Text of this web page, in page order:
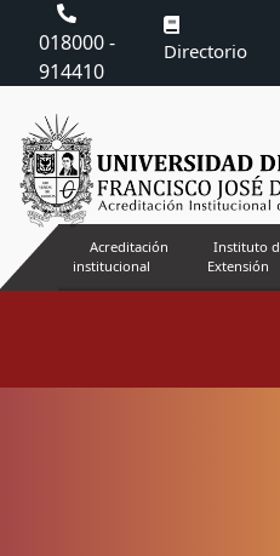
018000 -
914410
Directorio
Acreditación
institucional
Instituto
Extensión